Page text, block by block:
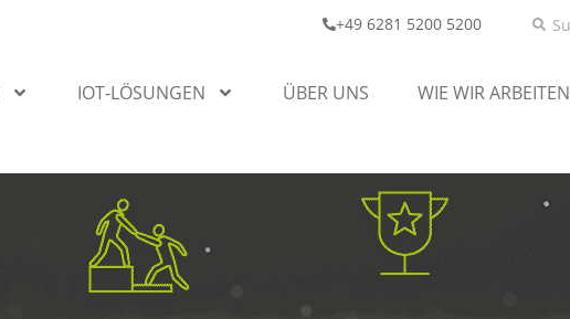
+49 6281 5200 5200
IOT-LÖSUNGEN ÜBER UNS WIE WIR ARBEITEN